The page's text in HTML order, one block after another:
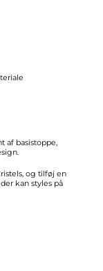
af basistoppe
og tilføj en
kan styles på